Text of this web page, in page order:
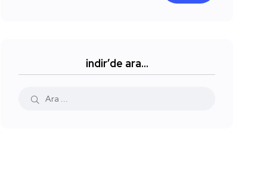
indir’de ara…